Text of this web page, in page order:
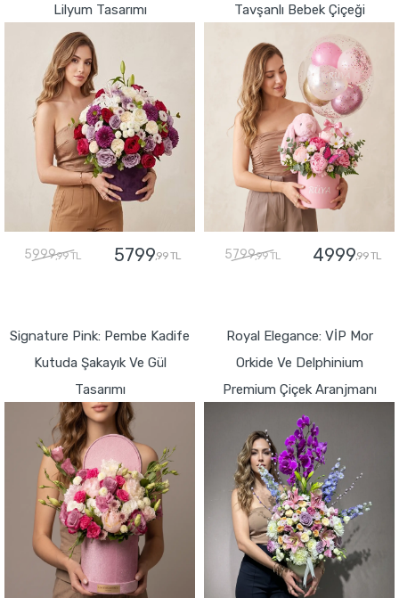
Lilyum Tasarımı
5999,99 TL 5799,99 TL
Tavşanlı Bebek Çiçeği
5799,99 TL 4999,99 TL
Signature Pink: Pembe Kadife
Kutuda Şakayık Ve Gül
Tasarımı
Royal Elegance: VİP Mor
Orkide Ve Delphinium
Premium Çiçek Aranjmanı